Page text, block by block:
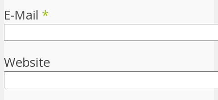
E-Mail *
Website